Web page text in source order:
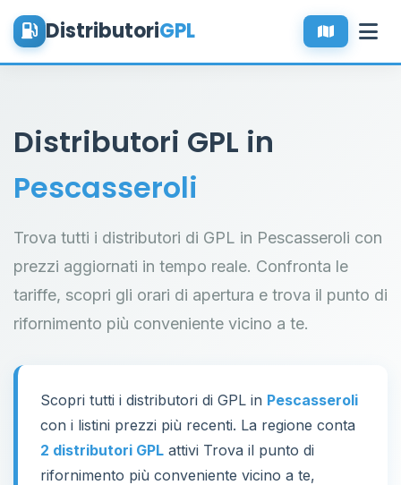
DistributoriGPL
Distributori GPL in
Pescasseroli
Trova tutti i distributori di GPL in Pescasseroli con
prezzi aggiornati in tempo reale. Confronta le
tariffe, scopri gli orari di apertura e trova il punto di
rifornimento più conveniente vicino a te.
Scopri tutti i distributori di GPL in Pescasseroli
con i listini prezzi più recenti. La regione conta
2 distributori GPL attivi Trova il punto di
rifornimento più conveniente vicino a te,